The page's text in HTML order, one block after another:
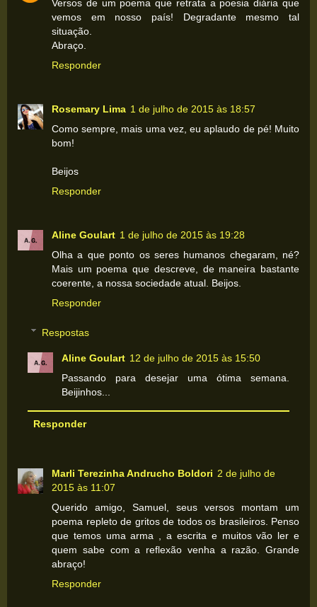
Versos de um poema que retrata a poesia diária que
vemos em nosso país! Degradante mesmo tal
situação.
Abraço.
Responder
Rosemary Lima 1 de julho de 2015 às 18:57
Como sempre, mais uma vez, eu aplaudo de pé! Muito
bom!
Beijos
Responder
Aline Goulart 1 de julho de 2015 às 19:28
Olha a que ponto os seres humanos chegaram, né?
Mais um poema que descreve, de maneira bastante
coerente, a nossa sociedade atual. Beijos.
Responder
Respostas
Aline Goulart 12 de julho de 2015 às 15:50
Passando para desejar uma ótima semana.
Beijinhos...
Responder
Marli Terezinha Andrucho Boldori 2 de julho de
2015 às 11:07
Querido amigo, Samuel, seus versos montam um
poema repleto de gritos de todos os brasileiros. Penso
que temos uma arma , a escrita e muitos vão ler e
quem sabe com a reflexão venha a razão. Grande
abraço!
Responder